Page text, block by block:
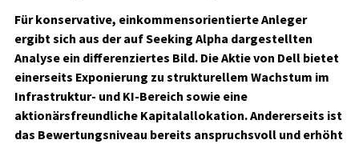
Für konservative, einkommensorientierte Anleger
ergibt sich aus der auf Seeking Alpha dargestellten
Analyse ein differenziertes Bild. Die Aktie von Dell bietet
einerseits Exponierung zu strukturellem Wachstum im
Infrastruktur- und KI-Bereich sowie eine
aktionärsfreundliche Kapitalallokation. Andererseits ist
das Bewertungsniveau bereits anspruchsvoll und erhöht